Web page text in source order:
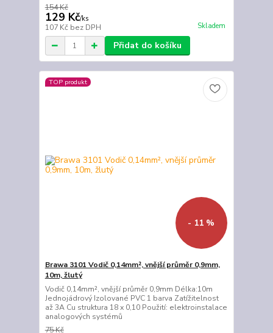
154 Kč
129 Kč/ks
107 Kč bez DPH Skladem
Přidat do košíku
TOP produkt
- 11 %
Brawa 3101 Vodič 0,14mm², vnější průměr 0,9mm,
10m, žlutý
Vodič 0,14mm², vnější průměr 0,9mm Délka:10m
Jednojádrový Izolované PVC 1 barva Zatížitelnost
až 3A Cu struktura 18 x 0,10 Použití: elektroinstalace
analogových systémů
75 Kč